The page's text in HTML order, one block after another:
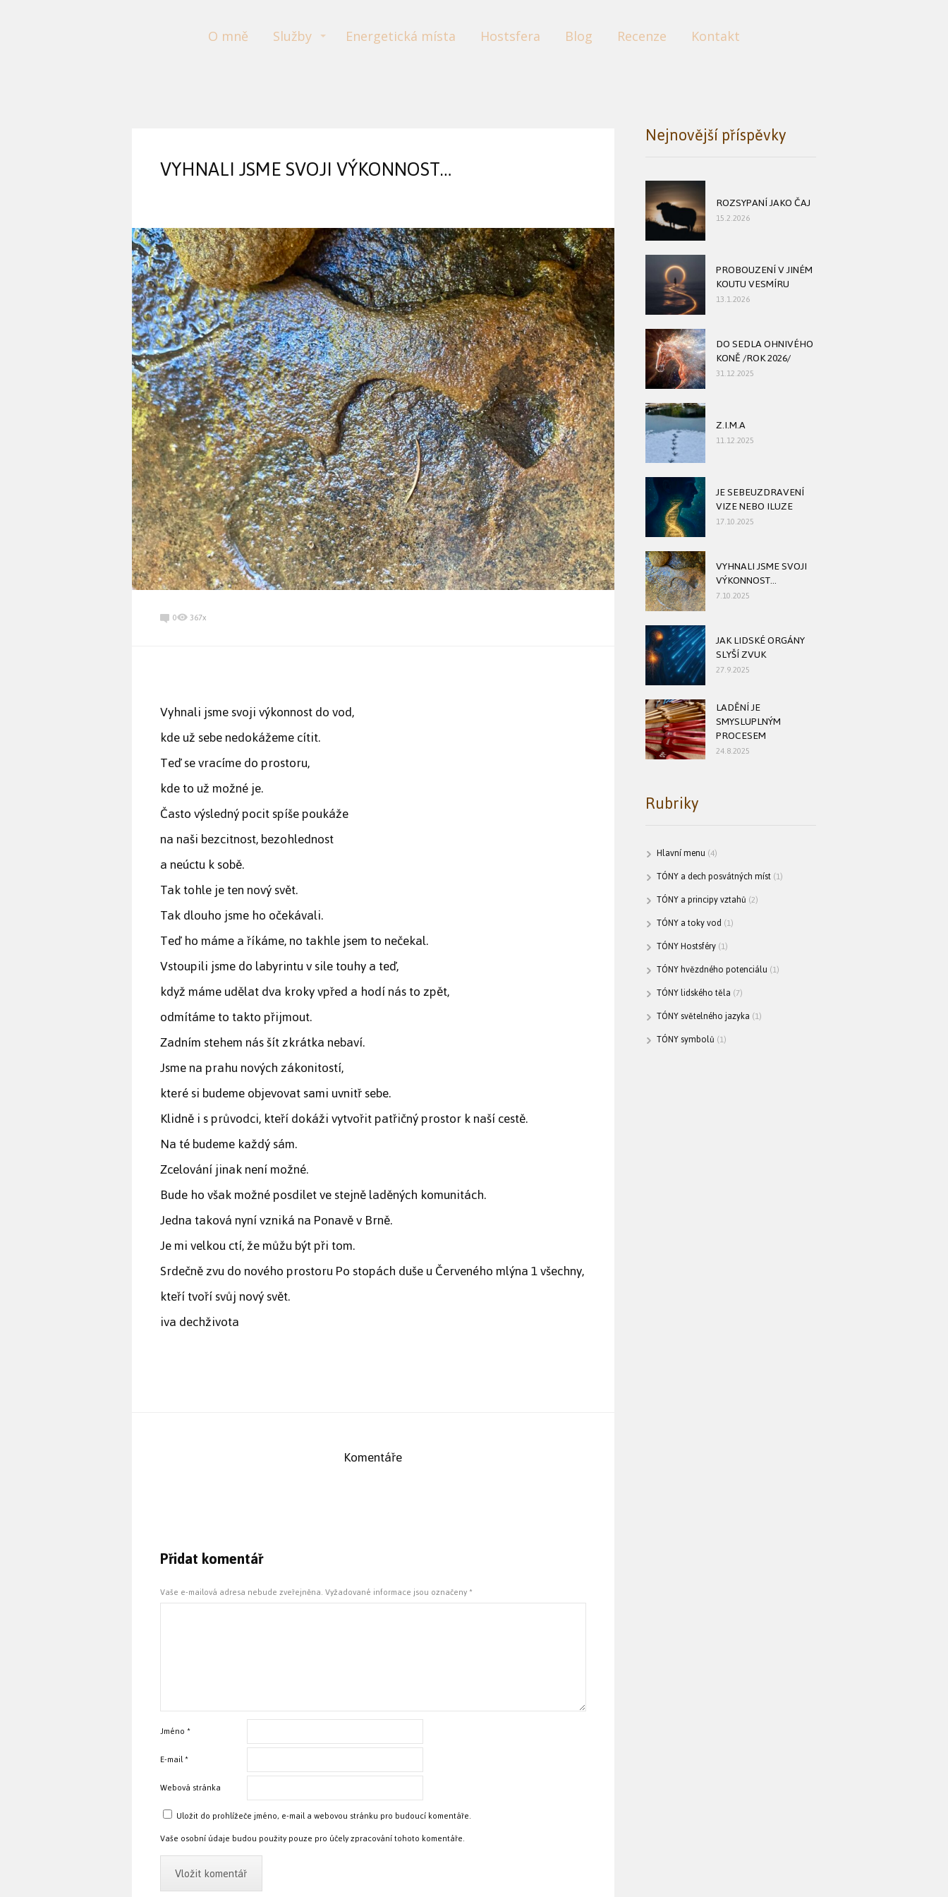
O mně Služby Energetická místa Hostsfera Blog Recenze Kontakt
VYHNALI JSME SVOJI VÝKONNOST…
0 367x
Vyhnali jsme svoji výkonnost do vod,
kde už sebe nedokážeme cítit.
Teď se vracíme do prostoru,
kde to už možné je.
Často výsledný pocit spíše poukáže
na naši bezcitnost, bezohlednost
a neúctu k sobě.
Tak tohle je ten nový svět.
Tak dlouho jsme ho očekávali.
Teď ho máme a říkáme, no takhle jsem to nečekal.
Vstoupili jsme do labyrintu v sile touhy a teď,
když máme udělat dva kroky vpřed a hodí nás to zpět,
odmítáme to takto přijmout.
Zadním stehem nás šít zkrátka nebaví.
Jsme na prahu nových zákonitostí,
které si budeme objevovat sami uvnitř sebe.
Klidně i s průvodci, kteří dokáži vytvořit patřičný prostor k naší cestě.
Na té budeme každý sám.
Zcelování jinak není možné.
Bude ho však možné posdilet ve stejně laděných komunitách.
Jedna taková nyní vzniká na Ponavě v Brně.
Je mi velkou ctí, že můžu být při tom.
Srdečně zvu do nového prostoru Po stopách duše u Červeného mlýna 1 všechny,
kteří tvoří svůj nový svět.
iva dechživota
Komentáře
Přidat komentář
Vaše e-mailová adresa nebude zveřejněna.Vyžadované informace jsou označeny*
Jméno*
E-mail*
Webová stránka
Uložit do prohlížeče jméno, e-mail a webovou stránku pro budoucí komentáře.
Vaše osobní údaje budou použity pouze pro účely zpracování tohoto komentáře.
Nejnovější příspěvky
ROZSYPANÍ JAKO ČAJ
15.2.2026
PROBOUZENÍ V JINÉM
KOUTU VESMÍRU
13.1.2026
DO SEDLA OHNIVÉHO
KONĚ /ROK 2026/
31.12.2025
Z.I.M.A
11.12.2025
JE SEBEUZDRAVENÍ
VIZE NEBO ILUZE
17.10.2025
VYHNALI JSME SVOJI
VÝKONNOST...
7.10.2025
JAK LIDSKÉ ORGÁNY
SLYŠÍ ZVUK
27.9.2025
LADĚNÍ JE
SMYSLUPLNÝM
PROCESEM
24.8.2025
Rubriky
Hlavní menu (4)
TÓNY a dech posvátných míst(1)
TÓNY a principy vztahů (2)
TÓNY a toky vod (1)
TÓNY Hostsféry(1)
TÓNY hvězdného potenciálu (1)
TÓNY lidského těla (7)
TÓNY světelného jazyka (1)
TÓNY symbolů (1)